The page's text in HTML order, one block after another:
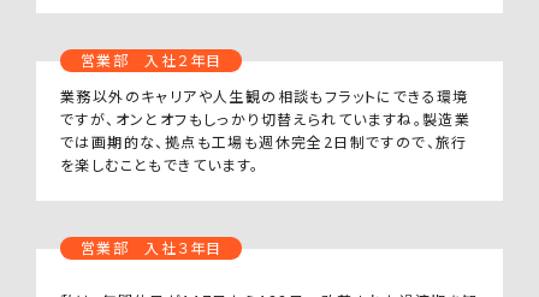
営業部 入社２年目
業務以外のキャリアや人生観の相談もフラットにできる環境
ですが、オンとオフもしっかり切替えられていますね。製造業
では画期的な、拠点も工場も週休完全2日制ですので、旅行
を楽しむこともできています。
営業部 入社３年目